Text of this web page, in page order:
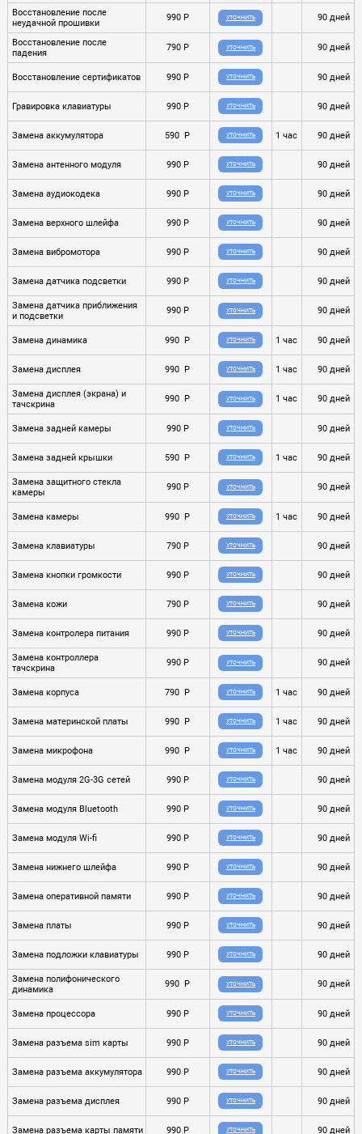
Восстановление после
неудачной прошивки
990 P УТОЧНИТЬ 90 дней
Восстановление после
падения
790 P УТОЧНИТЬ 90 дней
Восстановление сертификатов 990 P УТОЧНИТЬ 90 дней
Гравировка клавиатуры 990 P УТОЧНИТЬ 90 дней
Замена аккумулятора 590 P УТОЧНИТЬ 1 час 90 дней
Замена антенного модуля 990 P УТОЧНИТЬ 90 дней
Замена аудиокодека 990 P УТОЧНИТЬ 90 дней
Замена верхного шлейфа 990 P УТОЧНИТЬ 90 дней
Замена вибромотора 990 P УТОЧНИТЬ 90 дней
Замена датчика подсветки 990 P УТОЧНИТЬ 90 дней
Замена датчика приближения
и подсветки
990 P УТОЧНИТЬ 90 дней
Замена динамика 990 P УТОЧНИТЬ 1 час 90 дней
Замена дисплея 990 P УТОЧНИТЬ 1 час 90 дней
Замена дисплея (экрана) и
тачскрина
990 P УТОЧНИТЬ 1 час 90 дней
Замена задней камеры 990 P УТОЧНИТЬ 90 дней
Замена задней крышки 590 P УТОЧНИТЬ 1 час 90 дней
Замена защитного стекла
камеры
990 P УТОЧНИТЬ 90 дней
Замена камеры 990 P УТОЧНИТЬ 1 час 90 дней
Замена клавиатуры 790 P УТОЧНИТЬ 90 дней
Замена кнопки громкости 990 P УТОЧНИТЬ 90 дней
Замена кожи 790 P УТОЧНИТЬ 90 дней
Замена контролера питания 990 P УТОЧНИТЬ 90 дней
Замена контроллера
тачскрина
990 P УТОЧНИТЬ 90 дней
Замена корпуса 790 P УТОЧНИТЬ 1 час 90 дней
Замена материнской платы 990 P УТОЧНИТЬ 1 час 90 дней
Замена микрофона 990 P УТОЧНИТЬ 1 час 90 дней
Замена модуля 2G-3G сетей 990 P УТОЧНИТЬ 90 дней
Замена модуля Bluetooth 990 P УТОЧНИТЬ 90 дней
Замена модуля Wi-fi 990 P УТОЧНИТЬ 90 дней
Замена нижнего шлейфа 990 P УТОЧНИТЬ 90 дней
Замена оперативной памяти 990 P УТОЧНИТЬ 90 дней
Замена платы 990 P УТОЧНИТЬ 90 дней
Замена подложки клавиатуры 990 P УТОЧНИТЬ 90 дней
Замена полифонического
динамика
990 P УТОЧНИТЬ 90 дней
Замена процессора 990 P УТОЧНИТЬ 90 дней
Замена разъема sim карты 990 P УТОЧНИТЬ 90 дней
Замена разъема аккумулятора 990 P УТОЧНИТЬ 90 дней
Замена разъема дисплея 990 P УТОЧНИТЬ 90 дней
Замена разъема карты памяти 990 P УТОЧНИТЬ 90 дней